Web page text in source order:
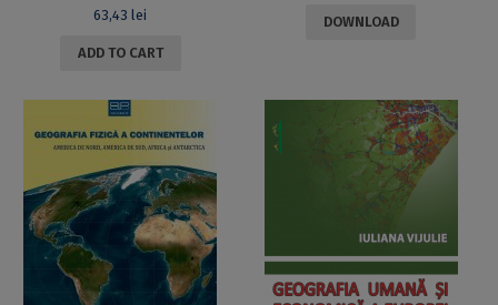
63,43lei
ADD TO CART
DOWNLOAD